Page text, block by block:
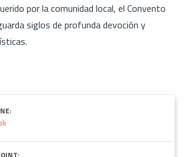
por la comunidad local, el Convento
siglos de profunda devoción y